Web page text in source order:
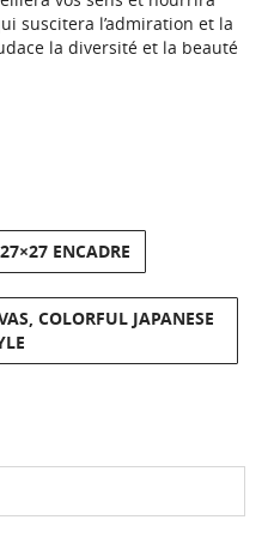
suscitera l’admiration et la
la diversité et la beauté
ENCADRE
COLORFUL JAPANESE